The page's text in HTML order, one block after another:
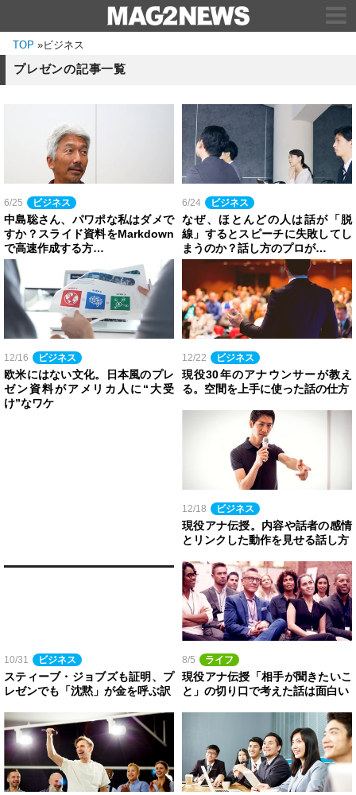
TOP »ビジネス
プレゼンの記事一覧
6/25 ビジネス
中島聡さん、パワポな私はダメで
すか？スライド資料をMarkdown
で高速作成する方…
6/24 ビジネス
なぜ、ほとんどの人は話が「脱
線」するとスピーチに失敗してし
まうのか？話し方のプロが…
12/16 ビジネス
欧米にはない文化。日本風のプレ
ゼン資料がアメリカ人に“大受
け”なワケ
12/22 ビジネス
現役30年のアナウンサーが教え
る。空間を上手に使った話の仕方
12/18 ビジネス
現役アナ伝授。内容や話者の感情
とリンクした動作を見せる話し方
10/31 ビジネス
スティーブ・ジョブズも証明、プ
レゼンでも「沈黙」が金を呼ぶ訳
8/5 ライフ
現役アナ伝授「相手が聞きたいこ
と」の切り口で考えた話は面白い